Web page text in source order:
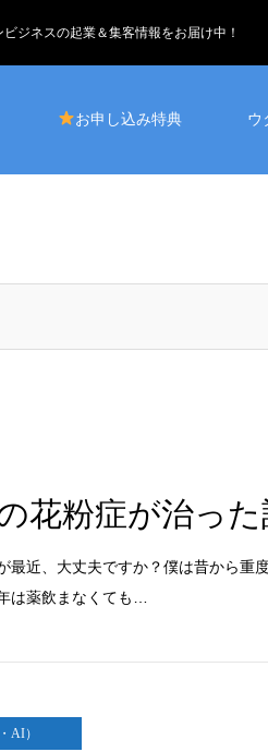
ジネスの起業＆集客情報をお届け中！
お申し込み特典 ウ
花粉症が治った
最近、大丈夫ですか？僕は昔から重
は薬飲まなくても…
AI）